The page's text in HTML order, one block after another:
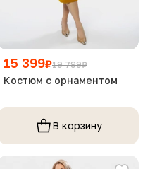
15 399₽19 799₽
Костюм с орнаментом
В корзину